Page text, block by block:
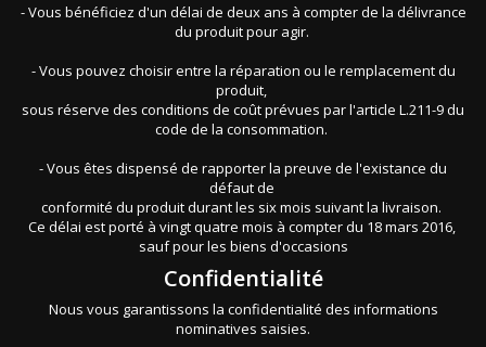
- Vous bénéficiez d'un délai de deux ans à compter de la délivrance
du produit pour agir.
- Vous pouvez choisir entre la réparation ou le remplacement du
produit,
sous réserve des conditions de coût prévues par l'article L.211-9 du
code de la consommation.
- Vous êtes dispensé de rapporter la preuve de l'existance du
défaut de
conformité du produit durant les six mois suivant la livraison.
Ce délai est porté à vingt quatre mois à compter du 18 mars 2016,
sauf pour les biens d'occasions
Confidentialité
Nous vous garantissons la confidentialité des informations
nominatives saisies.